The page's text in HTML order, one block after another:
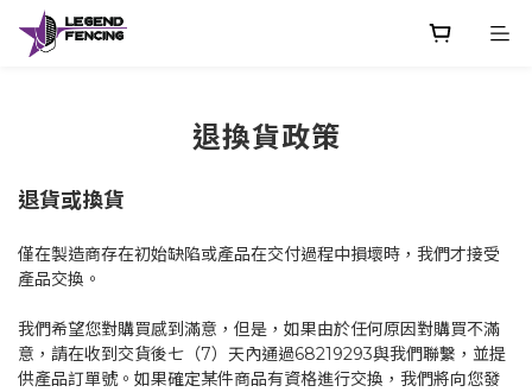
退換貨政策
退貨或換貨
僅在製造商存在初始缺陷或產品在交付過程中損壞時，我們才接受
產品交換。
我們希望您對購買感到滿意，但是，如果由於任何原因對購買不滿
意，請在收到交貨後七（7）天內通過68219293與我們聯繫，並提
供產品訂單號。如果確定某件商品有資格進行交換，我們將向您發